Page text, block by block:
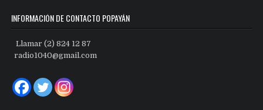
INFORMACIÓN DE CONTACTO POPAYÁN
Llamar (2) 824 12 87
radio1040@gmail.com